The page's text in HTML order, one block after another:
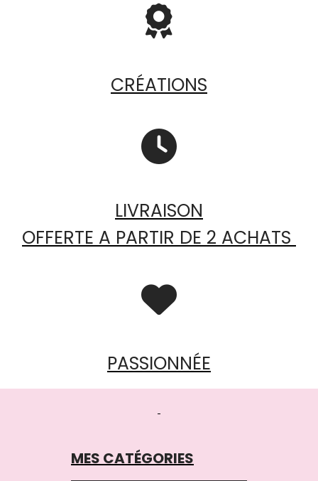

CRÉATIONS

LIVRAISON
OFFERTE A PARTIR DE 2 ACHATS

PASSIONNÉE
MES CATÉGORIES